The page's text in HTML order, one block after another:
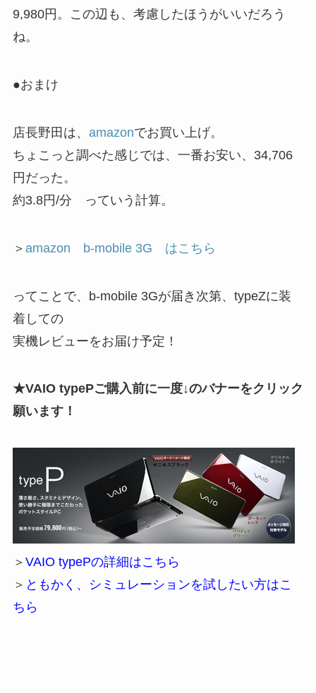
9,980円。この辺も、考慮したほうがいいだろう
ね。
●おまけ
店長野田は、 amazonでお買い上げ。
ちょこっと調べた感じでは、一番お安い、34,706
円だった。
約3.8円/分 っていう計算。
＞ amazon b-mobile 3G はこちら
ってことで、b-mobile 3Gが届き次第、typeZに装
着しての
実機レビューをお届け予定！
★VAIO typePご購入前に一度↓のバナーをクリック
願います！
＞ VAIO typePの詳細はこちら
＞ ともかく、シミュレーションを試したい方はこ
ちら